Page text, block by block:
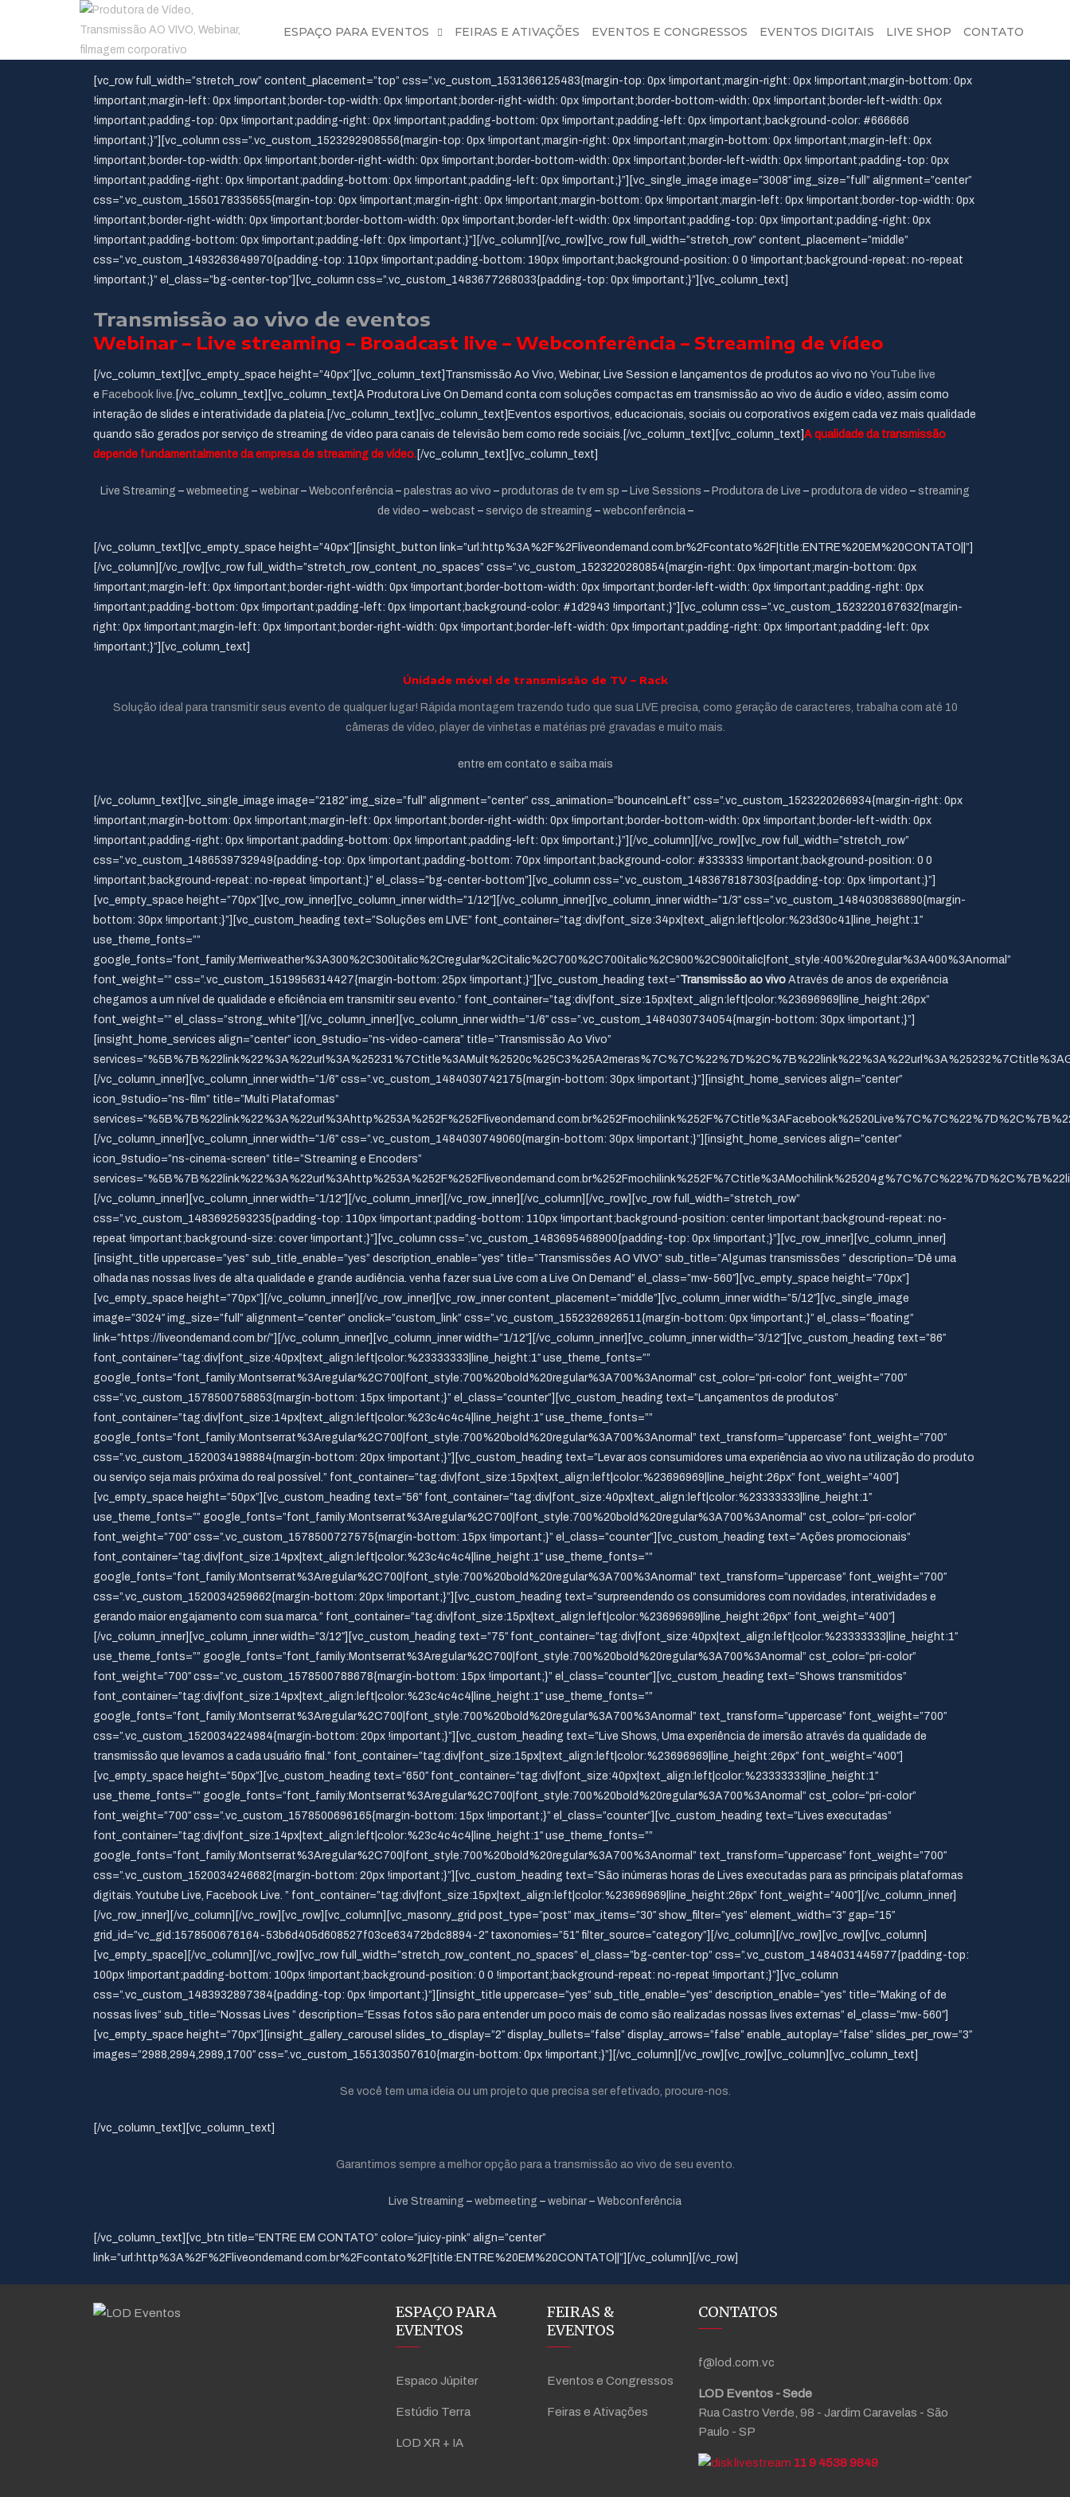
ESPAÇO PARA EVENTOS FEIRAS E ATIVAÇÕES EVENTOS E CONGRESSOS EVENTOS DIGITAIS LIVE SHOP CONTATO
[vc_row full_width=”stretch_row” content_placement=”top” css=”.vc_custom_1531366125483{margin-top: 0px !important;margin-right: 0px !important;margin-bottom: 0px
!important;margin-left: 0px !important;border-top-width: 0px !important;border-right-width: 0px !important;border-bottom-width: 0px !important;border-left-width: 0px
!important;padding-top: 0px !important;padding-right: 0px !important;padding-bottom: 0px !important;padding-left: 0px !important;background-color: #666666
!important;}”][vc_column css=”.vc_custom_1523292908556{margin-top: 0px !important;margin-right: 0px !important;margin-bottom: 0px !important;margin-left: 0px
!important;border-top-width: 0px !important;border-right-width: 0px !important;border-bottom-width: 0px !important;border-left-width: 0px !important;padding-top: 0px
!important;padding-right: 0px !important;padding-bottom: 0px !important;padding-left: 0px !important;}”][vc_single_image image=”3008″ img_size=”full” alignment=”center”
css=”.vc_custom_1550178335655{margin-top: 0px !important;margin-right: 0px !important;margin-bottom: 0px !important;margin-left: 0px !important;border-top-width: 0px
!important;border-right-width: 0px !important;border-bottom-width: 0px !important;border-left-width: 0px !important;padding-top: 0px !important;padding-right: 0px
!important;padding-bottom: 0px !important;padding-left: 0px !important;}”][/vc_column][/vc_row][vc_row full_width=”stretch_row” content_placement=”middle”
css=”.vc_custom_1493263649970{padding-top: 110px !important;padding-bottom: 190px !important;background-position: 0 0 !important;background-repeat: no-repeat
!important;}” el_class=”bg-center-top”][vc_column css=”.vc_custom_1483677268033{padding-top: 0px !important;}”][vc_column_text]
Transmissão ao vivo de eventos
Webinar – Live streaming – Broadcast live – Webconferência – Streaming de vídeo
[/vc_column_text][vc_empty_space height=”40px”][vc_column_text]Transmissão Ao Vivo, Webinar, Live Session e lançamentos de produtos ao vivo no YouTube live
e Facebook live.[/vc_column_text][vc_column_text]A Produtora Live On Demand conta com soluções compactas em transmissão ao vivo de áudio e vídeo, assim como
interação de slides e interatividade da plateia.[/vc_column_text][vc_column_text]Eventos esportivos, educacionais, sociais ou corporativos exigem cada vez mais qualidade
quando são gerados por serviço de streaming de vídeo para canais de televisão bem como rede sociais.[/vc_column_text][vc_column_text] A qualidade da transmissão
depende fundamentalmente da empresa de streaming de vídeo. [/vc_column_text][vc_column_text]
Live Streaming – webmeeting – webinar– Webconferência – palestras ao vivo – produtoras de tv em sp – Live Sessions – Produtora de Live – produtora de video – streaming
de video – webcast – serviço de streaming – webconferência–
[/vc_column_text][vc_empty_space height=”40px”][insight_button link=”url:http%3A%2F%2Fliveondemand.com.br%2Fcontato%2F|title:ENTRE%20EM%20CONTATO||”]
[/vc_column][/vc_row][vc_row full_width=”stretch_row_content_no_spaces” css=”.vc_custom_1523220280854{margin-right: 0px !important;margin-bottom: 0px
!important;margin-left: 0px !important;border-right-width: 0px !important;border-bottom-width: 0px !important;border-left-width: 0px !important;padding-right: 0px
!important;padding-bottom: 0px !important;padding-left: 0px !important;background-color: #1d2943 !important;}”][vc_column css=”.vc_custom_1523220167632{margin-
right: 0px !important;margin-left: 0px !important;border-right-width: 0px !important;border-left-width: 0px !important;padding-right: 0px !important;padding-left: 0px
!important;}”][vc_column_text]
Únidade móvel de transmissão de TV – Rack
Solução ideal para transmitir seus evento de qualquer lugar! Rápida montagem trazendo tudo que sua LIVE precisa, como geração de caracteres, trabalha com até 10
câmeras de vídeo, player de vinhetas e matérias pré gravadas e muito mais.
entre em contato e saiba mais
[/vc_column_text][vc_single_image image=”2182″ img_size=”full” alignment=”center” css_animation=”bounceInLeft” css=”.vc_custom_1523220266934{margin-right: 0px
!important;margin-bottom: 0px !important;margin-left: 0px !important;border-right-width: 0px !important;border-bottom-width: 0px !important;border-left-width: 0px
!important;padding-right: 0px !important;padding-bottom: 0px !important;padding-left: 0px !important;}”][/vc_column][/vc_row][vc_row full_width=”stretch_row”
css=”.vc_custom_1486539732949{padding-top: 0px !important;padding-bottom: 70px !important;background-color: #333333 !important;background-position: 0 0
!important;background-repeat: no-repeat !important;}” el_class=”bg-center-bottom”][vc_column css=”.vc_custom_1483678187303{padding-top: 0px !important;}”]
[vc_empty_space height=”70px”][vc_row_inner][vc_column_inner width=”1/12″][/vc_column_inner][vc_column_inner width=”1/3″ css=”.vc_custom_1484030836890{margin-
bottom: 30px !important;}”][vc_custom_heading text=”Soluções em LIVE” font_container=”tag:div|font_size:34px|text_align:left|color:%23d30c41|line_height:1″
use_theme_fonts=””
google_fonts=”font_family:Merriweather%3A300%2C300italic%2Cregular%2Citalic%2C700%2C700italic%2C900%2C900italic|font_style:400%20regular%3A400%3Anormal”
font_weight=”” css=”.vc_custom_1519956314427{margin-bottom: 25px !important;}”][vc_custom_heading text=”Transmissão ao vivo Através de anos de experiência
chegamos a um nível de qualidade e eficiência em transmitir seu evento.” font_container=”tag:div|font_size:15px|text_align:left|color:%23696969|line_height:26px”
font_weight=”” el_class=”strong_white”][/vc_column_inner][vc_column_inner width=”1/6″ css=”.vc_custom_1484030734054{margin-bottom: 30px !important;}”]
[insight_home_services align=”center” icon_9studio=”ns-video-camera” title=”Transmissão Ao Vivo”
[/vc_column_inner][vc_column_inner width=”1/6″ css=”.vc_custom_1484030742175{margin-bottom: 30px !important;}”][insight_home_services align=”center”
icon_9studio=”ns-film” title=”Multi Plataformas”
[/vc_column_inner][vc_column_inner width=”1/6″ css=”.vc_custom_1484030749060{margin-bottom: 30px !important;}”][insight_home_services align=”center”
icon_9studio=”ns-cinema-screen” title=”Streaming e Encoders”
[/vc_column_inner][vc_column_inner width=”1/12″][/vc_column_inner][/vc_row_inner][/vc_column][/vc_row][vc_row full_width=”stretch_row”
css=”.vc_custom_1483692593235{padding-top: 110px !important;padding-bottom: 110px !important;background-position: center !important;background-repeat: no-
repeat !important;background-size: cover !important;}”][vc_column css=”.vc_custom_1483695468900{padding-top: 0px !important;}”][vc_row_inner][vc_column_inner]
[insight_title uppercase=”yes” sub_title_enable=”yes” description_enable=”yes” title=”Transmissões AO VIVO” sub_title=”Algumas transmissões ” description=”Dê uma
olhada nas nossas lives de alta qualidade e grande audiência. venha fazer sua Live com a Live On Demand” el_class=”mw-560″][vc_empty_space height=”70px”]
[vc_empty_space height=”70px”][/vc_column_inner][/vc_row_inner][vc_row_inner content_placement=”middle”][vc_column_inner width=”5/12″][vc_single_image
image=”3024″ img_size=”full” alignment=”center” onclick=”custom_link” css=”.vc_custom_1552326926511{margin-bottom: 0px !important;}” el_class=”floating”
link=”https://liveondemand.com.br/”][/vc_column_inner][vc_column_inner width=”1/12″][/vc_column_inner][vc_column_inner width=”3/12″][vc_custom_heading text=”86″
font_container=”tag:div|font_size:40px|text_align:left|color:%23333333|line_height:1″ use_theme_fonts=””
google_fonts=”font_family:Montserrat%3Aregular%2C700|font_style:700%20bold%20regular%3A700%3Anormal” cst_color=”pri-color” font_weight=”700″
css=”.vc_custom_1578500758853{margin-bottom: 15px !important;}” el_class=”counter”][vc_custom_heading text=”Lançamentos de produtos”
font_container=”tag:div|font_size:14px|text_align:left|color:%23c4c4c4|line_height:1″ use_theme_fonts=””
google_fonts=”font_family:Montserrat%3Aregular%2C700|font_style:700%20bold%20regular%3A700%3Anormal” text_transform=”uppercase” font_weight=”700″
css=”.vc_custom_1520034198884{margin-bottom: 20px !important;}”][vc_custom_heading text=”Levar aos consumidores uma experiência ao vivo na utilização do produto
ou serviço seja mais próxima do real possível.” font_container=”tag:div|font_size:15px|text_align:left|color:%23696969|line_height:26px” font_weight=”400″]
[vc_empty_space height=”50px”][vc_custom_heading text=”56″ font_container=”tag:div|font_size:40px|text_align:left|color:%23333333|line_height:1″
use_theme_fonts=”” google_fonts=”font_family:Montserrat%3Aregular%2C700|font_style:700%20bold%20regular%3A700%3Anormal” cst_color=”pri-color”
font_weight=”700″ css=”.vc_custom_1578500727575{margin-bottom: 15px !important;}” el_class=”counter”][vc_custom_heading text=”Ações promocionais”
font_container=”tag:div|font_size:14px|text_align:left|color:%23c4c4c4|line_height:1″ use_theme_fonts=””
google_fonts=”font_family:Montserrat%3Aregular%2C700|font_style:700%20bold%20regular%3A700%3Anormal” text_transform=”uppercase” font_weight=”700″
css=”.vc_custom_1520034259662{margin-bottom: 20px !important;}”][vc_custom_heading text=”surpreendendo os consumidores com novidades, interatividades e
gerando maior engajamento com sua marca.” font_container=”tag:div|font_size:15px|text_align:left|color:%23696969|line_height:26px” font_weight=”400″]
[/vc_column_inner][vc_column_inner width=”3/12″][vc_custom_heading text=”75″ font_container=”tag:div|font_size:40px|text_align:left|color:%23333333|line_height:1″
use_theme_fonts=”” google_fonts=”font_family:Montserrat%3Aregular%2C700|font_style:700%20bold%20regular%3A700%3Anormal” cst_color=”pri-color”
font_weight=”700″ css=”.vc_custom_1578500788678{margin-bottom: 15px !important;}” el_class=”counter”][vc_custom_heading text=”Shows transmitidos”
font_container=”tag:div|font_size:14px|text_align:left|color:%23c4c4c4|line_height:1″ use_theme_fonts=””
google_fonts=”font_family:Montserrat%3Aregular%2C700|font_style:700%20bold%20regular%3A700%3Anormal” text_transform=”uppercase” font_weight=”700″
css=”.vc_custom_1520034224984{margin-bottom: 20px !important;}”][vc_custom_heading text=”Live Shows, Uma experiência de imersão através da qualidade de
transmissão que levamos a cada usuário final.” font_container=”tag:div|font_size:15px|text_align:left|color:%23696969|line_height:26px” font_weight=”400″]
[vc_empty_space height=”50px”][vc_custom_heading text=”650″ font_container=”tag:div|font_size:40px|text_align:left|color:%23333333|line_height:1″
use_theme_fonts=”” google_fonts=”font_family:Montserrat%3Aregular%2C700|font_style:700%20bold%20regular%3A700%3Anormal” cst_color=”pri-color”
font_weight=”700″ css=”.vc_custom_1578500696165{margin-bottom: 15px !important;}” el_class=”counter”][vc_custom_heading text=”Lives executadas”
font_container=”tag:div|font_size:14px|text_align:left|color:%23c4c4c4|line_height:1″ use_theme_fonts=””
google_fonts=”font_family:Montserrat%3Aregular%2C700|font_style:700%20bold%20regular%3A700%3Anormal” text_transform=”uppercase” font_weight=”700″
css=”.vc_custom_1520034246682{margin-bottom: 20px !important;}”][vc_custom_heading text=”São inúmeras horas de Lives executadas para as principais plataformas
digitais. Youtube Live, Facebook Live. ” font_container=”tag:div|font_size:15px|text_align:left|color:%23696969|line_height:26px” font_weight=”400″][/vc_column_inner]
[/vc_row_inner][/vc_column][/vc_row][vc_row][vc_column][vc_masonry_grid post_type=”post” max_items=”30″ show_filter=”yes” element_width=”3″ gap=”15″
grid_id=”vc_gid:1578500676164-53b6d405d608527f03ce63472bdc8894-2″ taxonomies=”51″ filter_source=”category”][/vc_column][/vc_row][vc_row][vc_column]
[vc_empty_space][/vc_column][/vc_row][vc_row full_width=”stretch_row_content_no_spaces” el_class=”bg-center-top” css=”.vc_custom_1484031445977{padding-top:
100px !important;padding-bottom: 100px !important;background-position: 0 0 !important;background-repeat: no-repeat !important;}”][vc_column
css=”.vc_custom_1483932897384{padding-top: 0px !important;}”][insight_title uppercase=”yes” sub_title_enable=”yes” description_enable=”yes” title=”Making of de
nossas lives” sub_title=”Nossas Lives ” description=”Essas fotos são para entender um poco mais de como são realizadas nossas lives externas” el_class=”mw-560″]
[vc_empty_space height=”70px”][insight_gallery_carousel slides_to_display=”2″ display_bullets=”false” display_arrows=”false” enable_autoplay=”false” slides_per_row=”3″
images=”2988,2994,2989,1700″ css=”.vc_custom_1551303507610{margin-bottom: 0px !important;}”][/vc_column][/vc_row][vc_row][vc_column][vc_column_text]
Se você tem uma ideia ou um projeto que precisa ser efetivado, procure-nos.
[/vc_column_text][vc_column_text]
Garantimos sempre a melhor opção para a transmissão ao vivo de seu evento.
Live Streaming – webmeeting – webinar– Webconferência
[/vc_column_text][vc_btn title=”ENTRE EM CONTATO” color=”juicy-pink” align=”center”
link=”url:http%3A%2F%2Fliveondemand.com.br%2Fcontato%2F|title:ENTRE%20EM%20CONTATO||”][/vc_column][/vc_row]
ESPAÇO PARA
EVENTOS
Espaco Júpiter
Estúdio Terra
LOD XR + IA
FEIRAS &
EVENTOS
Eventos e Congressos
Feiras e Ativações
CONTATOS
f@lod.com.vc
LOD Eventos - Sede
Rua Castro Verde, 98 - Jardim Caravelas - São
Paulo - SP
11 9 4538 9849